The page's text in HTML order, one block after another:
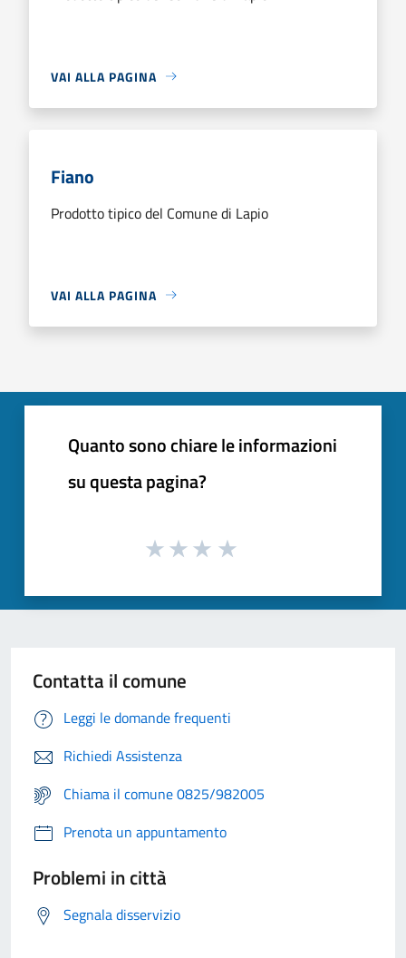
VAI ALLA PAGINA
Fiano
Prodotto tipico del Comune di Lapio
VAI ALLA PAGINA
Quanto sono chiare le informazioni
su questa pagina?
Contatta il comune
Leggi le domande frequenti
Richiedi Assistenza
Chiama il comune 0825/982005
Prenota un appuntamento
Problemi in città
Segnala disservizio